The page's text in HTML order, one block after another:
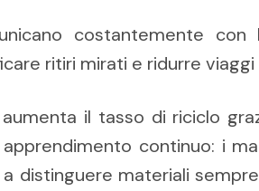
costantemente con
ritiri mirati e ridurre viaggi
il tasso di riciclo
continuo: i
distinguere materiali